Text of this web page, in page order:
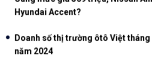
Hyundai Accent?
Doanh số thị trường ôtô Việt
năm 2024